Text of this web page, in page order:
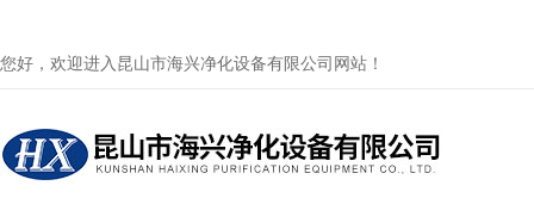
您好，欢迎进入昆山市海兴净化设备有限公司网站！